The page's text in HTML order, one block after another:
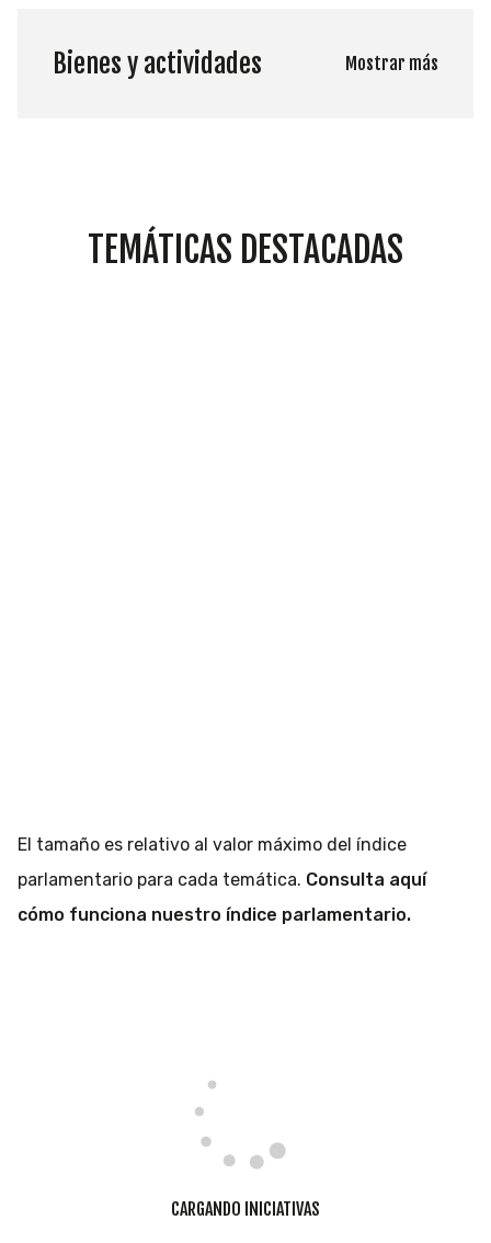
Bienes y actividades Mostrar más
TEMÁTICAS DESTACADAS
El tamaño es relativo al valor máximo del índice
parlamentario para cada temática. Consulta aquí
cómo funciona nuestro índice parlamentario.
CARGANDO INICIATIVAS